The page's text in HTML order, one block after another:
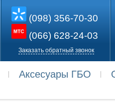
(098) 356-70-30
(066) 628-24-03
Заказать обратный звонок
Аксесуары ГБО